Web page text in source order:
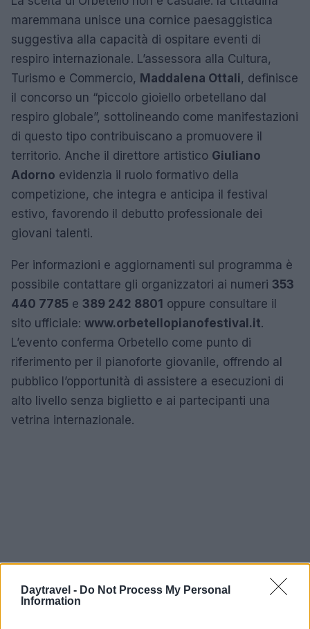
Daytravel - Do Not Process My Personal
Information
maremmana unisce una cornice paesaggistica
suggestiva alla capacità di ospitare eventi di
respiro internazionale. L’assessora alla Cultura,
Turismo e Commercio, Maddalena Ottali, definisce
il concorso un “piccolo gioiello orbetellano dal
respiro globale”, sottolineando come manifestazioni
di questo tipo contribuiscano a promuovere il
territorio. Anche il direttore artistico Giuliano
Adorno evidenzia il ruolo formativo della
competizione, che integra e anticipa il festival
estivo, favorendo il debutto professionale dei
giovani talenti.
Per informazioni e aggiornamenti sul programma è
possibile contattare gli organizzatori ai numeri 353
440 7785 e 389 242 8801 oppure consultare il
sito ufficiale: www.orbetellopianofestival.it.
L’evento conferma Orbetello come punto di
riferimento per il pianoforte giovanile, offrendo al
pubblico l’opportunità di assistere a esecuzioni di
alto livello senza biglietto e ai partecipanti una
vetrina internazionale.